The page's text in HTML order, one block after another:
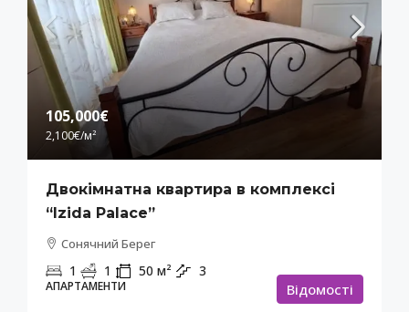
105,000€
2,100€/м²
Двокімнатна квартира в комплексі
“Izida Palace”
Сонячний Берег
1 1 50 м² 3
АПАРТАМЕНТИ Відомості